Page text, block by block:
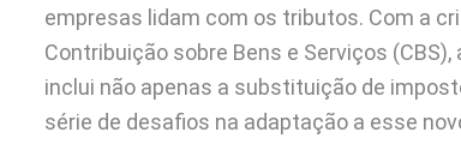
empresas lidam com os tributos. Com a
Contribuição sobre Bens e Serviços
inclui não apenas a substituição de
série de desafios na adaptação a esse